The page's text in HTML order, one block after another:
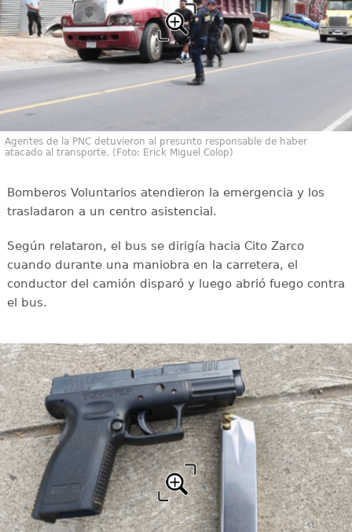
Agentes de la PNC detuvieron al presunto responsable de haber
atacado al transporte. (Foto: Erick Miguel Colop)
Bomberos Voluntarios atendieron la emergencia y los
trasladaron a un centro asistencial.
Según relataron, el bus se dirigía hacia Cito Zarco
cuando durante una maniobra en la carretera, el
conductor del camión disparó y luego abrió fuego contra
el bus.